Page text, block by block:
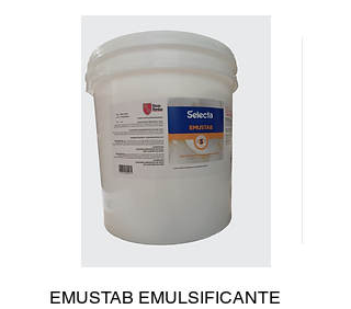
EMUSTAB EMULSIFICANTE